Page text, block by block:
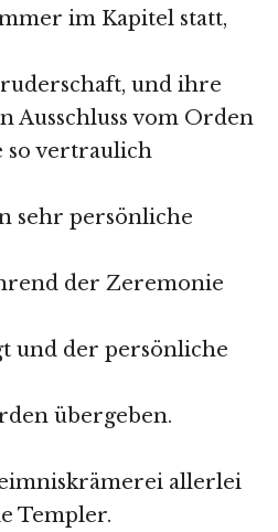
im Kapitel statt,
und ihre
Ausschluss vom Orden
so vertraulich
sehr persönliche
der Zeremonie
und der persönliche
übergeben.
allerlei
Templer.